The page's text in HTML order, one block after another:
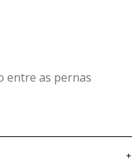
entre as pernas
+